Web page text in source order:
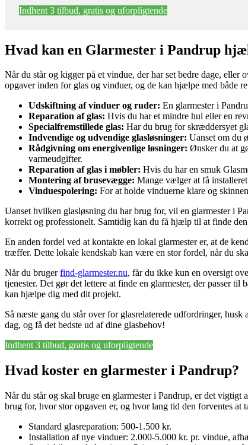
Indhent 3 tilbud, gratis og uforpligtende
Hvad kan en Glarmester i Pandrup
Når du står og kigger på et vindue, der har set bedre dage,
opgaver inden for glas og vinduer, og de kan hjælpe med både
Udskiftning af vinduer og ruder: En glarmester i
Reparation af glas: Hvis du har et mindre hul eller en
Specialfremstillede glas: Har du brug for skræddersyet
Indvendige og udvendige glasløsninger: Uanset om du
Rådgivning om energivenlige løsninger: Ønsker du at
varmeudgifter.
Reparation af glas i møbler: Hvis du har en smuk
Montering af brusevægge: Mange vælger at få
Vinduespolering: For at holde vinduerne klare og
Uanset hvilken glasløsning du har brug for, vil en glarmester i
korrekt og professionelt. Samtidig kan du få hjælp til at finde
En anden fordel ved at kontakte en lokal glarmester er, at de
træffer. Dette lokale kendskab kan være en stor fordel, når du
Når du brugerfind-glarmester.nu, får du ikke kun en oversigt
tjenester. Det gør det lettere at finde en glarmester, der passer
kan hjælpe dig med dit projekt.
Så næste gang du står over for glasrelaterede udfordringer,
dag, og få det bedste ud af dine glasbehov!
Indhent 3 tilbud, gratis og uforpligtende
Hvad koster en glarmester i Pandrup?
Når du står og skal bruge en glarmester i Pandrup, er det
brug for, hvor stor opgaven er, og hvor lang tid den forventes at
Standard glasreparation: 500-1.500 kr.
Installation af nye vinduer: 2.000-5.000 kr. pr. vindue,